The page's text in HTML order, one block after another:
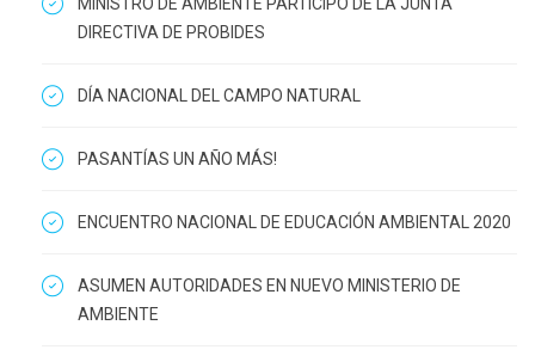
DIRECTIVA DE PROBIDES
DÍA NACIONAL DEL CAMPO NATURAL
PASANTÍAS UN AÑO MÁS!
ENCUENTRO NACIONAL DE EDUCACIÓN AMBIENTAL 2020
ASUMEN AUTORIDADES EN NUEVO MINISTERIO DE
AMBIENTE